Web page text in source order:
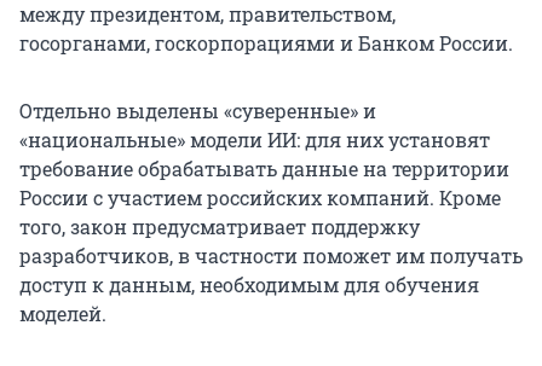
между президентом, правительством,
госорганами, госкорпорациями и Банком России.
Отдельно выделены «суверенные» и
«национальные» модели ИИ: для них установят
требование обрабатывать данные на территории
России с участием российских компаний. Кроме
того, закон предусматривает поддержку
разработчиков, в частности поможет им получать
доступ к данным, необходимым для обучения
моделей.